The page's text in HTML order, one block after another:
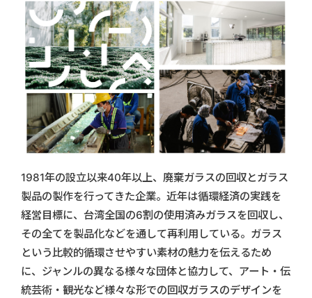
1981年の設立以来40年以上、廃棄ガラスの回収とガラス
製品の製作を行ってきた企業。近年は循環経済の実践を
経営目標に、台湾全国の6割の使用済みガラスを回収し、
その全てを製品化などを通して再利用している。ガラス
という比較的循環させやすい素材の魅力を伝えるため
に、ジャンルの異なる様々な団体と協力して、アート・伝
統芸術・観光など様々な形での回収ガラスのデザインを